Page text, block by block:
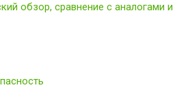
обзор, сравнение с аналогами и